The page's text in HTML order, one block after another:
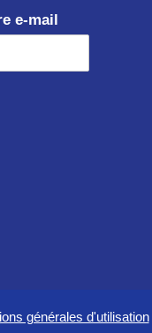
e-mail
générales d'utilisation